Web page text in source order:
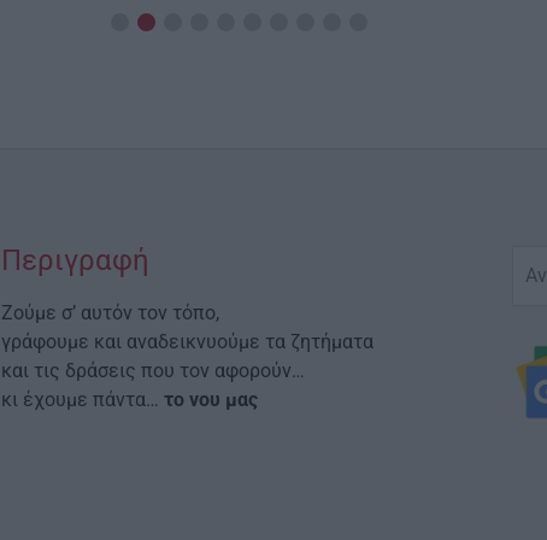
Περιγραφή
Ζούμε σ’ αυτόν τον τόπο,
γράφουμε και αναδεικνυούμε τα ζητήματα
και τις δράσεις που τον αφορούν…
κι έχουμε πάντα…το νου μας
για: